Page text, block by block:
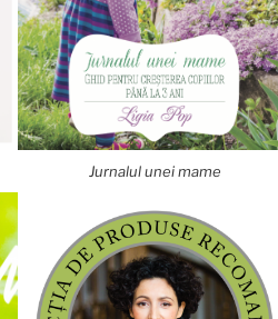
Jurnalul unei mame